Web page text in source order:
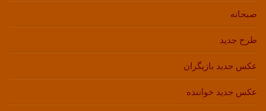
صبحانه
طرح جدید
عکس جدید بازیگران
عکس جدید خواننده